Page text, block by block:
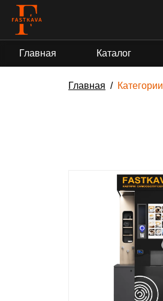
Главная Каталог
Главная Категории